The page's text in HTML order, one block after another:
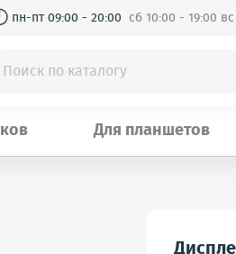
пн-пт 09:00 - 20:00 сб 10:00 - 19:00
Для планшетов